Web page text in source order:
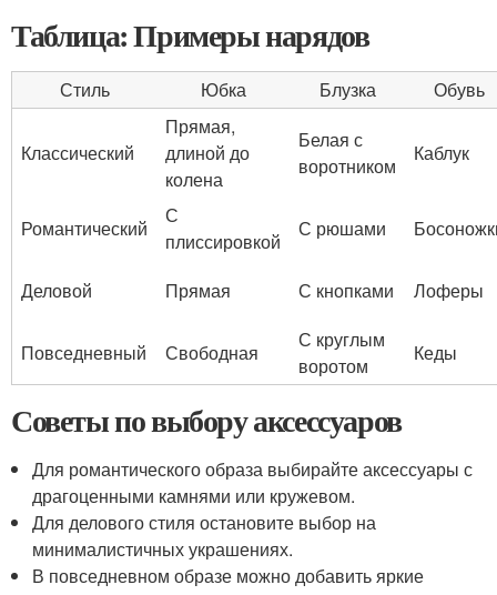
Таблица: Примеры нарядов
Стиль Юбка Блузка Обувь
Классический
Прямая,
длиной до
колена
Белая с
воротником
Каблук
Романтический
С
плиссировкой
С рюшами
Деловой Прямая С кнопками Лоферы
Повседневный Свободная
С круглым
воротом
Кеды
Советы по выбору аксессуаров
Для романтического образа выбирайте аксессуары с
драгоценными камнями или кружевом.
Для делового стиля остановите выбор на
минималистичных украшениях.
В повседневном образе можно добавить яркие